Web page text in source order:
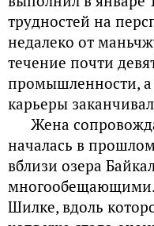
трудностей на
недалеко от
течение почти
промышленности, а
карьеры
Жена
началась в
вблизи озера
многообещающими.
Шилке, вдоль